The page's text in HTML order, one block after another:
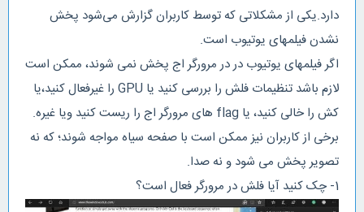
دارد.یکی از مشکلاتی که توسط کاربران گزارش می‌شود پخش
نشدن فیلمهای یوتیوب است.
اگر فیلمهای یوتیوب در در مرورگر اج پخش نمی شوند، ممکن است
لازم باشد تنظیمات فلش را بررسی کنید یا GPU را غیرفعال کنید،یا
کش را خالی کنید، یا flag های مرورگر اج را ریست کنید ویا غیره.
برخی از کاربران نیز ممکن است با صفحه سیاه مواجه شوند؛ که نه
تصویر پخش می شود و نه صدا.
1- چک کنید آیا فلش در مرورگر فعال است؟